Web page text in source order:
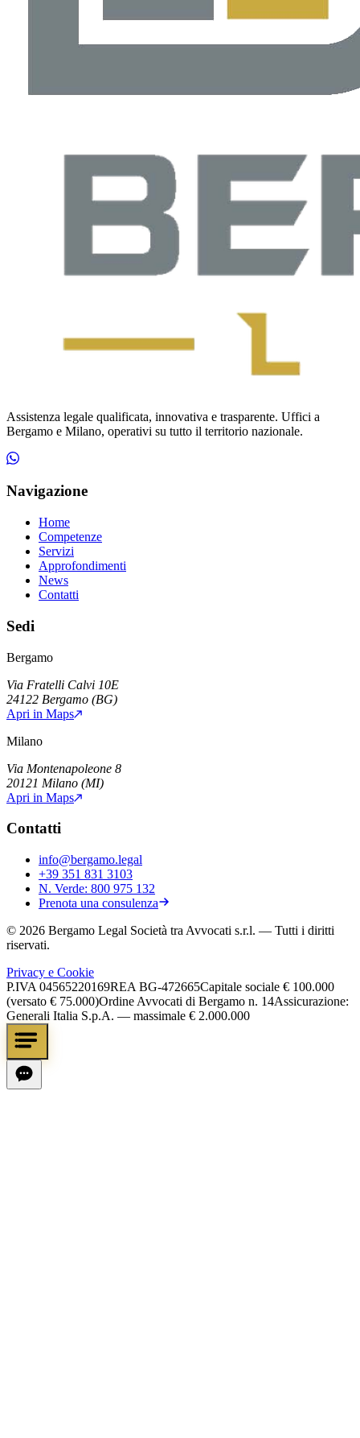
Assistenza legale qualificata, innovativa e trasparente. Uffici a
Bergamo e Milano, operativi su tutto il territorio nazionale.
Navigazione
Home
Competenze
Servizi
Approfondimenti
News
Contatti
Sedi
Bergamo
Via Fratelli Calvi 10E
24122 Bergamo (BG)
Apri in Maps
Milano
Via Montenapoleone 8
20121 Milano (MI)
Apri in Maps
Contatti
info@bergamo.legal
+39 351 831 3103
N. Verde: 800 975 132
Prenota una consulenza
© 2026 Bergamo Legal Società tra Avvocati s.r.l. — Tutti i diritti
riservati.
Privacy e Cookie
P.IVA 04565220169REA BG-472665Capitale sociale € 100.000
(versato € 75.000)Ordine Avvocati di Bergamo n. 14Assicurazione:
Generali Italia S.p.A. — massimale € 2.000.000